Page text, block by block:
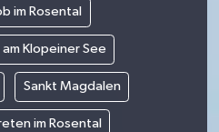
im Rosental
Klopeiner See
Sankt Magdalen
im Rosental